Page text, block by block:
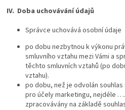
IV. Doba uchovávání údajů
Správce uchovává osobní údaje
po dobu nezbytnou k výkonu
smluvního vztahu mezi Vámi a
těchto smluvních vztahů (po
vztahu).
po dobu, než je odvolán
pro účely marketingu, nejdéle
zpracovávány na základě